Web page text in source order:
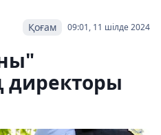
09:01, 11 шілде 2024
Қоғам